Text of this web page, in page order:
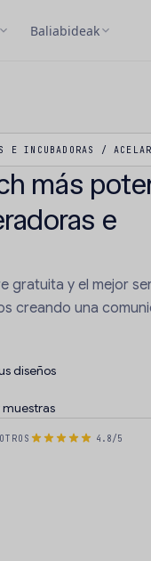
Baliabideak
E INCUBADORAS /
más
e
gratuita y el mejor
creando una
diseños
4.8/5